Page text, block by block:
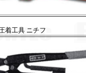
着工具 ニチフ